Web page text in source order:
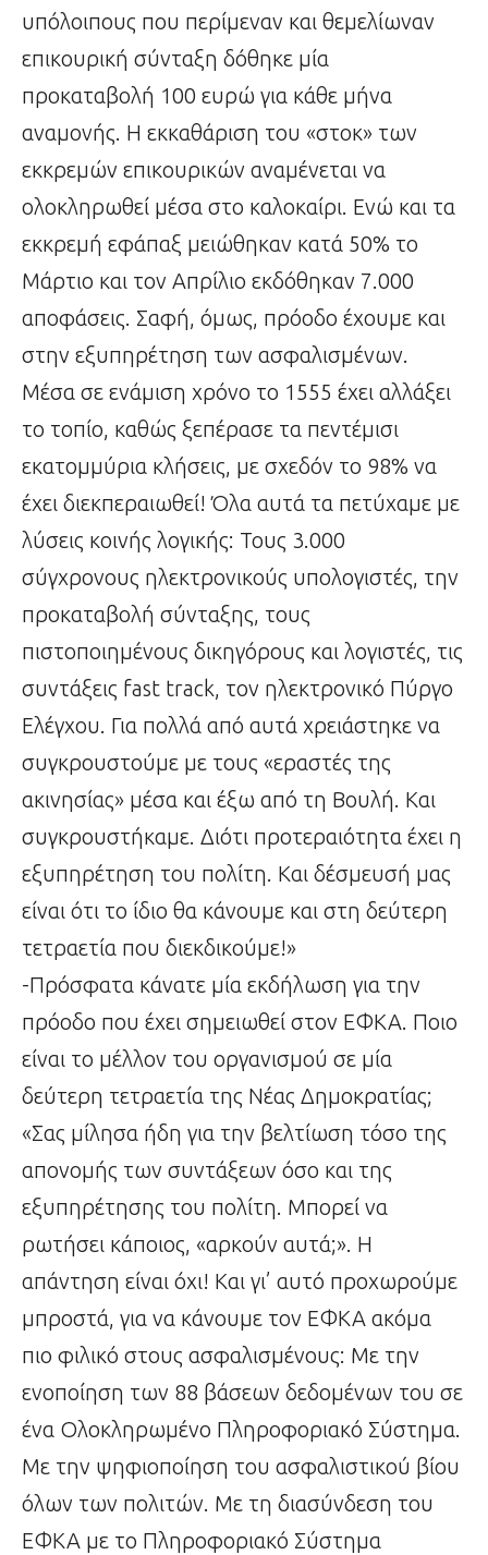
υπόλοιπους που περίμεναν και θεμελίωναν
επικουρική σύνταξη δόθηκε μία
προκαταβολή 100 ευρώ για κάθε μήνα
αναμονής. Η εκκαθάριση του «στοκ» των
εκκρεμών επικουρικών αναμένεται να
ολοκληρωθεί μέσα στο καλοκαίρι. Ενώ και τα
εκκρεμή εφάπαξ μειώθηκαν κατά 50% το
Μάρτιο και τον Απρίλιο εκδόθηκαν 7.000
αποφάσεις. Σαφή, όμως, πρόοδο έχουμε και
στην εξυπηρέτηση των ασφαλισμένων.
Μέσα σε ενάμιση χρόνο το 1555 έχει αλλάξει
το τοπίο, καθώς ξεπέρασε τα πεντέμισι
εκατομμύρια κλήσεις, με σχεδόν το 98% να
έχει διεκπεραιωθεί! Όλα αυτά τα πετύχαμε με
λύσεις κοινής λογικής: Τους 3.000
σύγχρονους ηλεκτρονικούς υπολογιστές, την
προκαταβολή σύνταξης, τους
πιστοποιημένους δικηγόρους και λογιστές, τις
συντάξεις fast track, τον ηλεκτρονικό Πύργο
Ελέγχου. Για πολλά από αυτά χρειάστηκε να
συγκρουστούμε με τους «εραστές της
ακινησίας» μέσα και έξω από τη Βουλή. Και
συγκρουστήκαμε. Διότι προτεραιότητα έχει η
εξυπηρέτηση του πολίτη. Και δέσμευσή μας
είναι ότι το ίδιο θα κάνουμε και στη δεύτερη
τετραετία που διεκδικούμε!»
-Πρόσφατα κάνατε μία εκδήλωση για την
πρόοδο που έχει σημειωθεί στον ΕΦΚΑ. Ποιο
είναι το μέλλον του οργανισμού σε μία
δεύτερη τετραετία της Νέας Δημοκρατίας;
«Σας μίλησα ήδη για την βελτίωση τόσο της
απονομής των συντάξεων όσο και της
εξυπηρέτησης του πολίτη. Μπορεί να
ρωτήσει κάποιος, «αρκούν αυτά;». Η
απάντηση είναι όχι! Και γι’ αυτό προχωρούμε
μπροστά, για να κάνουμε τον ΕΦΚΑ ακόμα
πιο φιλικό στους ασφαλισμένους: Με την
ενοποίηση των 88 βάσεων δεδομένων του σε
ένα Ολοκληρωμένο Πληροφοριακό Σύστημα.
Με την ψηφιοποίηση του ασφαλιστικού βίου
όλων των πολιτών. Με τη διασύνδεση του
ΕΦΚΑ με το Πληροφοριακό Σύστημα